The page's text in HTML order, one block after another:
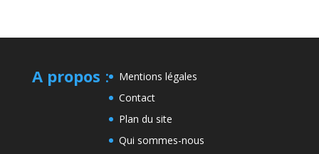
A propos :
Mentions légales
Contact
Plan du site
Qui sommes-nous